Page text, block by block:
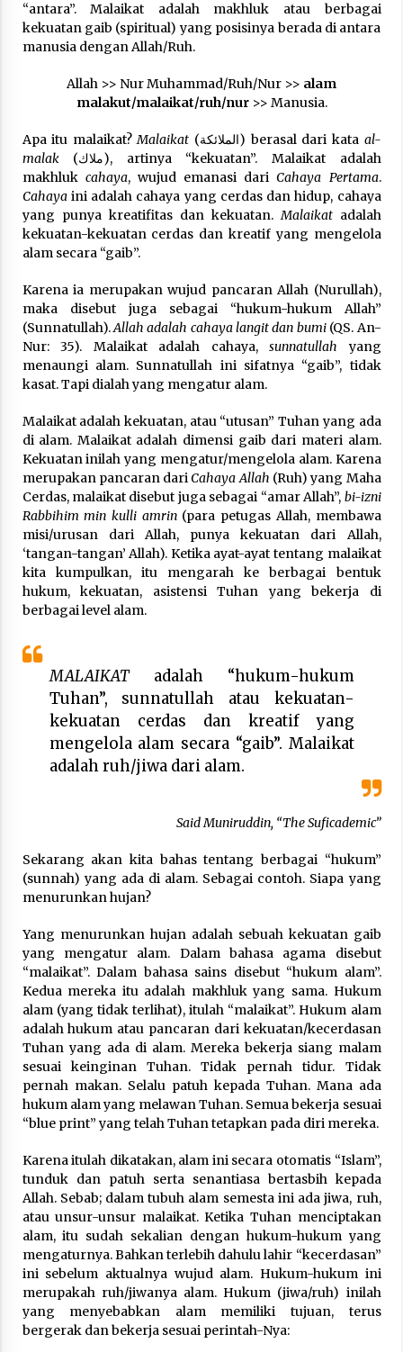
“antara”. Malaikat adalah makhluk atau berbagai
kekuatan gaib (spiritual) yang posisinya berada di antara
manusia dengan Allah/Ruh.
Allah >> Nur Muhammad/Ruh/Nur >> alam
malakut/malaikat/ruh/nur>> Manusia.
Apa itu malaikat?Malaikat (الملائكة) berasal dari kata al-
malak(ملاك), artinya “kekuatan”. Malaikat adalah
makhluk cahaya, wujud emanasi dariCahaya Pertama.
Cahaya ini adalah cahaya yang cerdas dan hidup, cahaya
yang punya kreatifitas dan kekuatan.Malaikat adalah
kekuatan-kekuatan cerdas dan kreatif yang mengelola
alam secara “gaib”.
Karena ia merupakan wujud pancaran Allah (Nurullah),
maka disebut juga sebagai “hukum-hukum Allah”
(Sunnatullah).Allah adalah cahaya langit dan bumi(QS. An-
Nur: 35). Malaikat adalah cahaya, sunnatullahyang
menaungi alam. Sunnatullah ini sifatnya “gaib”, tidak
kasat. Tapi dialah yang mengatur alam.
Malaikat adalah kekuatan, atau “utusan” Tuhan yang ada
di alam. Malaikat adalah dimensi gaib dari materi alam.
Kekuatan inilah yang mengatur/mengelola alam. Karena
merupakan pancaran dariCahaya Allah (Ruh) yang Maha
Cerdas, malaikat disebut juga sebagai “amar Allah”, bi-izni
Rabbihim min kulli amrin(para petugas Allah, membawa
misi/urusan dari Allah, punya kekuatan dari Allah,
‘tangan-tangan’ Allah). Ketika ayat-ayat tentang malaikat
kita kumpulkan, itu mengarah ke berbagai bentuk
hukum, kekuatan, asistensi Tuhan yang bekerja di
berbagai level alam.
MALAIKAT adalah “hukum-hukum
Tuhan”, sunnatullah atau kekuatan-
kekuatan cerdas dan kreatif yang
mengelola alam secara “gaib”. Malaikat
adalah ruh/jiwa dari alam.
Said Muniruddin, “The Suficademic”
Sekarang akan kita bahas tentang berbagai “hukum”
(sunnah) yang ada di alam. Sebagai contoh. Siapa yang
menurunkan hujan?
Yang menurunkan hujan adalah sebuah kekuatan gaib
yang mengatur alam. Dalam bahasa agama disebut
“malaikat”. Dalam bahasa sains disebut “hukum alam”.
Kedua mereka itu adalah makhluk yang sama. Hukum
alam (yang tidak terlihat), itulah “malaikat”. Hukum alam
adalah hukum atau pancaran dari kekuatan/kecerdasan
Tuhan yang ada di alam. Mereka bekerja siang malam
sesuai keinginan Tuhan. Tidak pernah tidur. Tidak
pernah makan. Selalu patuh kepada Tuhan. Mana ada
hukum alam yang melawan Tuhan. Semua bekerja sesuai
“blue print” yang telah Tuhan tetapkan pada diri mereka.
Karena itulah dikatakan, alam ini secara otomatis “Islam”,
tunduk dan patuh serta senantiasa bertasbih kepada
Allah. Sebab; dalam tubuh alam semesta ini ada jiwa, ruh,
atau unsur-unsur malaikat. Ketika Tuhan menciptakan
alam, itu sudah sekalian dengan hukum-hukum yang
mengaturnya. Bahkan terlebih dahulu lahir “kecerdasan”
ini sebelum aktualnya wujud alam. Hukum-hukum ini
merupakah ruh/jiwanya alam. Hukum (jiwa/ruh) inilah
yang menyebabkan alam memiliki tujuan, terus
bergerak dan bekerja sesuai perintah-Nya: